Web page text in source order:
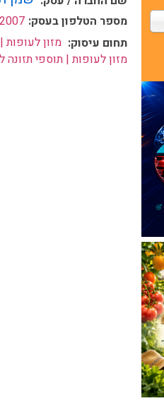
מספר הטלפון בעסק:
תחום עיסוק: מזון לעופות
מזון לעופות | תוספי תזונה